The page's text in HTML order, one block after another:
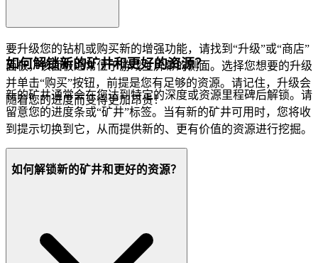
要升级您的钻机或购买新的增强功能，请找到“升级”或“商店”
面板，该面板通常位于游戏主屏幕的侧面。选择您想要的升级
并单击“购买”按钮，前提是您有足够的资源。请记住，升级会
随着您的进度而变得更加昂贵！
如何解锁新的矿井和更好的资源？
新的矿井通常会在您达到特定的深度或资源里程碑后解锁。请
留意您的进度条或“矿井”标签。当有新的矿井可用时，您将收
到提示切换到它，从而提供新的、更有价值的资源进行挖掘。
如何解锁新的矿井和更好的资源？